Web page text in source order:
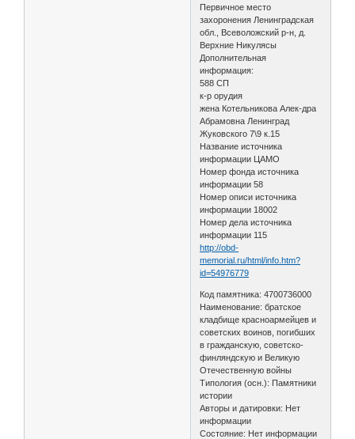
Первичное место
захоронения Ленинградская
обл., Всеволожский р-н, д.
Верхние Никулясы
Дополнительная
информация:
588 СП
к-р орудия
жена Котельникова Алек-дра
Абрамовна Ленинград
Жуковского 7\9 к.15
Название источника
информации ЦАМО
Номер фонда источника
информации 58
Номер описи источника
информации 18002
Номер дела источника
информации 115
http://obd-
memorial.ru/html/info.htm?
id=54976779
Код памятника: 4700736000
Наименование: братское
кладбище красноармейцев и
советских воинов, погибших
в гражданскую, советско-
финляндскую и Великую
Отечественную войны
Типология (осн.): Памятники
истории
Авторы и датировки: Нет
информации
Состояние: Нет информации